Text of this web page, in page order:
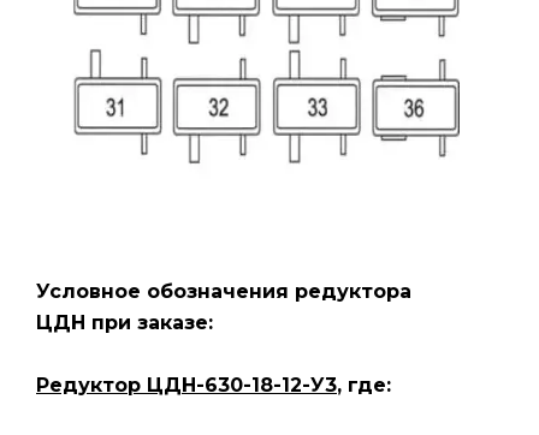
Условное обозначения редуктора
ЦДН при заказе:
Редуктор ЦДН-630-18-12-У3, где: